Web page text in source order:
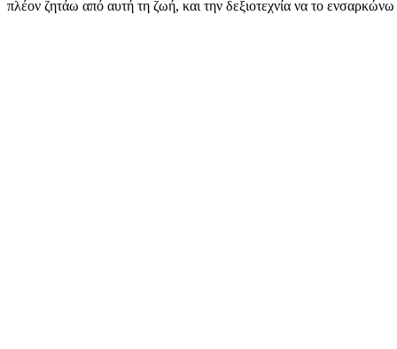
πλέον ζητάω από αυτή τη ζωή, και την δεξιοτεχνία να το